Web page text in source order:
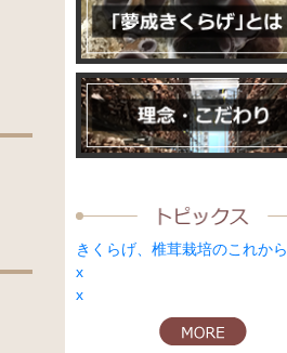
きくらげ、椎茸栽培のこれから
x
x